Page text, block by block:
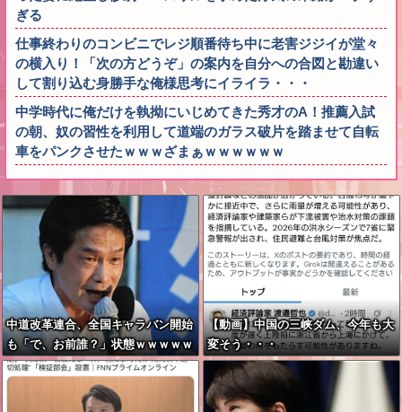
ぎる
仕事終わりのコンビニでレジ順番待ち中に老害ジジイが堂々
の横入り！「次の方どうぞ」の案内を自分への合図と勘違い
して割り込む身勝手な俺様思考にイライラ・・・
中学時代に俺だけを執拗にいじめてきた秀才のA！推薦入試
の朝、奴の習性を利用して道端のガラス破片を踏ませて自転
車をパンクさせたｗｗｗざまぁｗｗｗｗｗｗ
中道改革連合、全国キャラバン開始
も「で、お前誰？」状態ｗｗｗｗｗ
【動画】中国の三峡ダム、今年も大
変そう・・・